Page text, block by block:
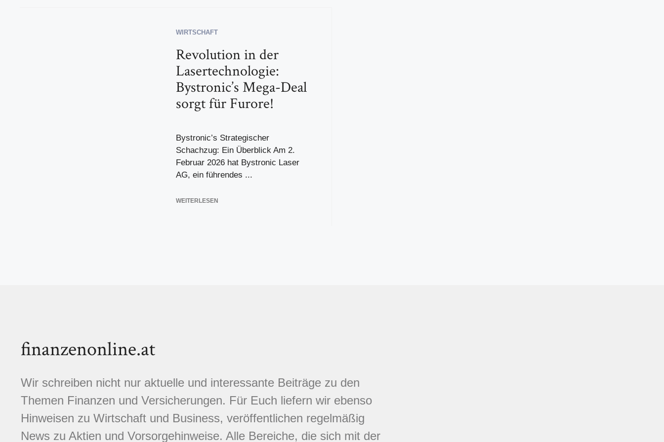
WIRTSCHAFT
Revolution in der
Lasertechnologie:
Bystronic’s Mega-Deal
sorgt für Furore!
Bystronic’s Strategischer
Schachzug: Ein Überblick Am 2.
Februar 2026 hat Bystronic Laser
AG, ein führendes ...
WEITERLESEN
finanzenonline.at
Wir schreiben nicht nur aktuelle und interessante Beiträge zu den
Themen Finanzen und Versicherungen. Für Euch liefern wir ebenso
Hinweisen zu Wirtschaft und Business, veröffentlichen regelmäßig
News zu Aktien und Vorsorgehinweise. Alle Bereiche, die sich mit der